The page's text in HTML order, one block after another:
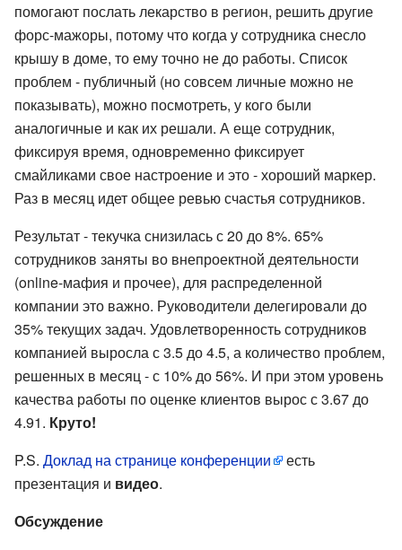
помогают послать лекарство в регион, решить другие
форс-мажоры, потому что когда у сотрудника снесло
крышу в доме, то ему точно не до работы. Список
проблем - публичный (но совсем личные можно не
показывать), можно посмотреть, у кого были
аналогичные и как их решали. А еще сотрудник,
фиксируя время, одновременно фиксирует
смайликами свое настроение и это - хороший маркер.
Раз в месяц идет общее ревью счастья сотрудников.
Результат - текучка снизилась с 20 до 8%. 65%
сотрудников заняты во внепроектной деятельности
(online-мафия и прочее), для распределенной
компании это важно. Руководители делегировали до
35% текущих задач. Удовлетворенность сотрудников
компанией выросла с 3.5 до 4.5, а количество проблем,
решенных в месяц - с 10% до 56%. И при этом уровень
качества работы по оценке клиентов вырос с 3.67 до
4.91. Круто!
P.S. Доклад на странице конференции
есть
презентация и видео.
Обсуждение